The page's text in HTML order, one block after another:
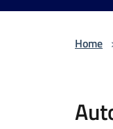
Home